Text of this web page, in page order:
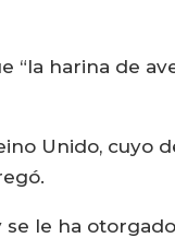
“la harina de
Unido, cuyo
le ha